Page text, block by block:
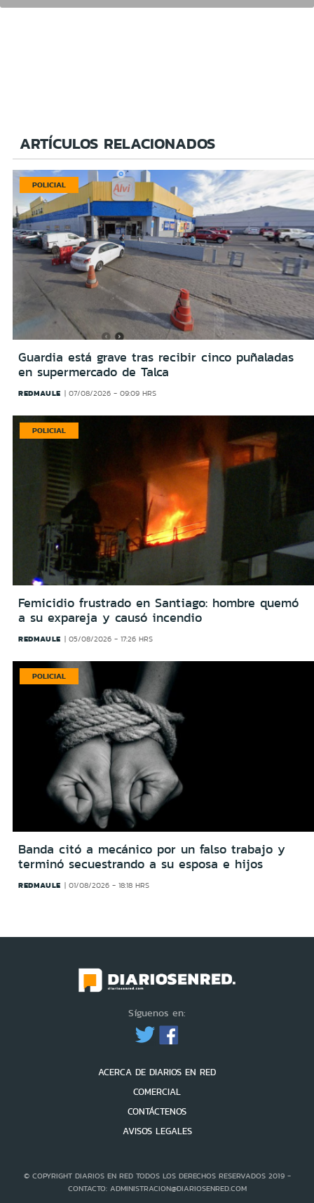
ARTÍCULOS RELACIONADOS
POLICIAL
Guardia está grave tras recibir cinco puñaladas
en supermercado de Talca
REDMAULE 07/08/2026 - 09:09 HRS
POLICIAL
Femicidio frustrado en Santiago: hombre quemó
a su expareja y causó incendio
REDMAULE 05/08/2026 - 17:26 HRS
POLICIAL
Banda citó a mecánico por un falso trabajo y
terminó secuestrando a su esposa e hijos
REDMAULE 01/08/2026 - 18:18 HRS
Síguenos en:
ACERCA DE DIARIOS EN RED
COMERCIAL
CONTÁCTENOS
AVISOS LEGALES
© COPYRIGHT DIARIOS EN RED TODOS LOS DERECHOS RESERVADOS 2019 -
CONTACTO: ADMINISTRACION@DIARIOSENRED.COM